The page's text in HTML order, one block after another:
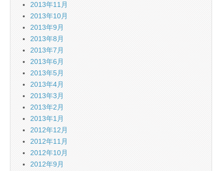
2013年11月
2013年10月
2013年9月
2013年8月
2013年7月
2013年6月
2013年5月
2013年4月
2013年3月
2013年2月
2013年1月
2012年12月
2012年11月
2012年10月
2012年9月